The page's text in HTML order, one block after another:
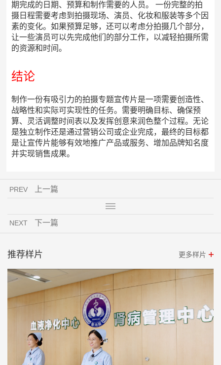
期完成的日期、预算和制作需要的人员。 一份完整的拍
摄日程需要考虑到拍摄现场、演员、化妆和服装等多个因
素的变化。如果预算足够，还可以考虑分拍摄几个部分，
让一些演员可以先完成他们的部分工作，以减轻拍摄所需
的资源和时间。
结论
制作一份有吸引力的拍摄专题宣传片是一项需要创造性、
战略性和实际可实现性的任务。需要明确目标、确保预
算、灵活调整时间表以及发挥创意来润色整个过程。无论
是独立制作还是通过营销公司或企业完成，最终的目标都
是让宣传片能够有效地推广产品或服务、增加品牌知名度
并实现销售成果。
PREV 上一篇
NEXT 下一篇
推荐样片 更多样片